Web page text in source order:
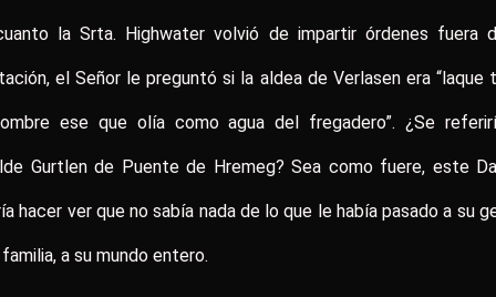
la Srta. Highwater volvió de impartir órdenes fuera
el Señor le preguntó si la aldea de Verlasen era “laque
ese que olía como agua del fregadero”. ¿Se
Gurtlen de Puente de Hremeg? Sea como fuere, este
hacer ver que no sabía nada de lo que le había pasado a su
a su mundo entero.